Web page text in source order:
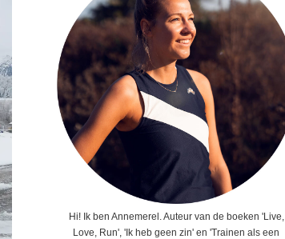
Hi! Ik ben Annemerel. Auteur van de boeken 'Live,
Love, Run', 'Ik heb geen zin' en 'Trainen als een